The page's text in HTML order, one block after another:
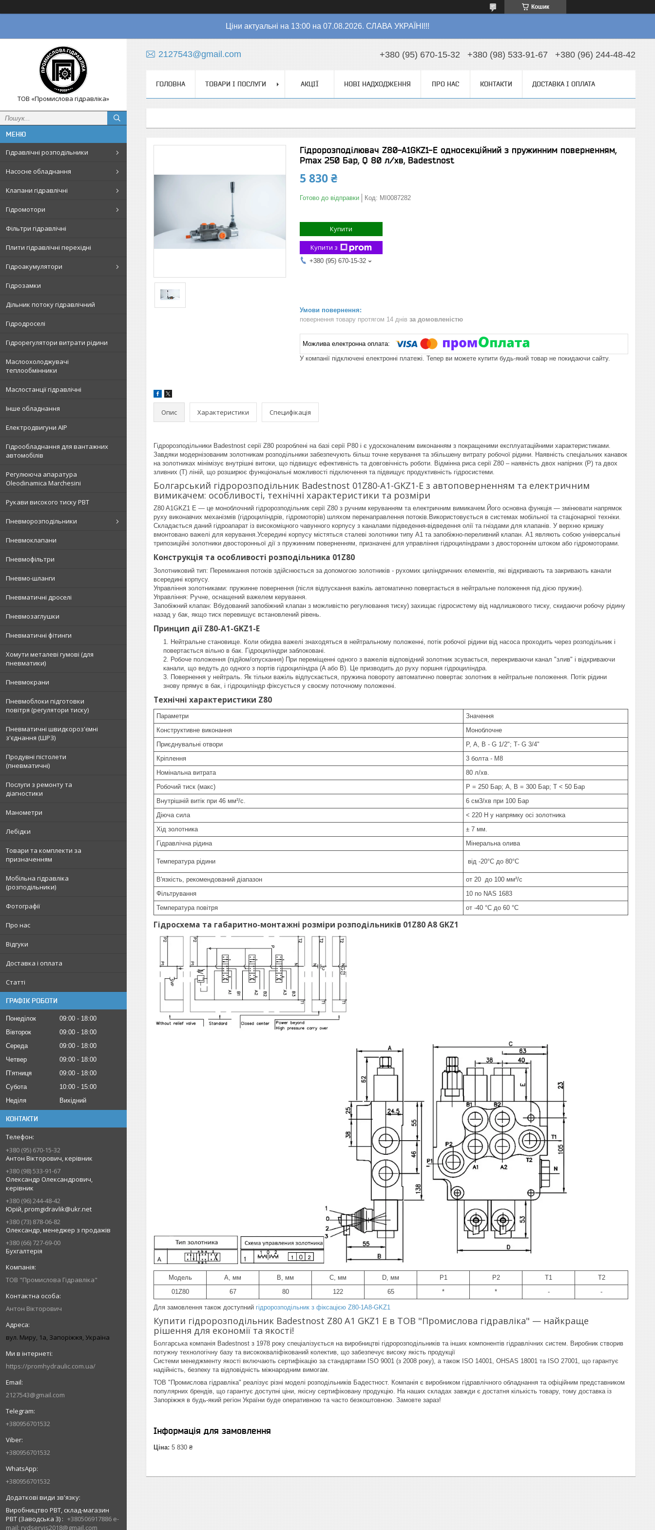
Кошик
Ціни актуальні на 13:00 на 07.08.2026. СЛАВА УКРАЇНІ!!!
ТОВ «Промислова гідравліка»
Гідравлічні розподільники
Насосне обладнання
Клапани гідравлічні
Гідромотори
Фільтри гідравлічні
Плити гідравлічні перехідні
Гідроакумулятори
Гідрозамки
Дільник потоку гідравлічний
Гідродроселі
Гідрорегулятори витрати рідини
Маслоохолоджувачі
теплообмінники
Маслостанції гідравлічні
Інше обладнання
Електродвигуни АІР
Гідрообладнання для вантажних
автомобілів
Регулююча апаратура
Oleodinamica Marchesini
Рукави високого тиску РВТ
Пневморозподільники
Пневмоклапани
Пневмофільтри
Пневмо-шланги
Пневматичні дроселі
Пневмозаглушки
Пневматичні фітинги
Хомути металеві гумові (для
пневматики)
Пневмокрани
Пневмоблоки підготовки
повітря (регулятори тиску)
Пневматичні швидкороз'ємні
з'єднання (ШРЗ)
Продувні пістолети
(пневматичні)
Послуги з ремонту та
діагностики
Манометри
Лебідки
Товари та комплекти за
призначенням
Мобільна гідравліка
(розподільники)
Фотографії
Про нас
Відгуки
Доставка і оплата
Статті
ГРАФІК РОБОТИ
Понеділок 09:00
18:00
Вівторок
09:00
18:00
Середа
09:00
18:00
Четвер
09:00
18:00
Пʼятниця
09:00
18:00
Субота
10:00
15:00
Неділя
Вихідний
КОНТАКТИ
+380 (95) 670-15-32
Антон Вікторович, керівник
+380 (98) 533-91-67
Олександр Олександрович,
керівник
+380 (96) 244-48-42
Юрій, promgidravlik@ukr.net
+380 (73) 878-06-82
Олександр, менеджер з продажів
+380 (66) 727-69-00
Бухгалтерія
ТОВ "Промислова Гідравліка"
Антон Вікторович
вул. Миру, 1а, Запоріжжя, Україна
https://promhydraulic.com.ua/
2127543@gmail.com
+380956701532
+380956701532
+380956701532
Виробництво РВТ, склад-магазин
РВТ (Заводська 3)
+380506917886 e-
mail: rvdservis2018@gmail.com
2127543@gmail.com +380 (95) 670-15-32 +380 (98) 533-91-67 +380 (96) 244-48-42
ГОЛОВНА ТОВАРИ І ПОСЛУГИ АКЦІЇ НОВІ НАДХОДЖЕННЯ ПРО НАС КОНТАКТИ ДОСТАВКА І ОПЛАТА
Гідророзподілювач Z80-A1GKZ1-E односекційний з пружинним поверненням,
Pmax 250 Бар, Q 80 л/хв, Badestnost
5 830 ₴
Готово до відправки Код: MI0087282
Купити
Купити з
+380 (95) 670-15-32
повернення товару протягом 14 днів за домовленістю
У компанії підключені електронні платежі. Тепер ви можете купити будь-який товар не покидаючи сайту.
Опис Характеристики Специфікація
Гідророзподільники Badestnost серії Z80 розроблені на базі серії P80 і є удосконаленим виконанням з покращеними експлуатаційними характеристиками.
Завдяки модернізованим золотникам розподільники забезпечують більш точне керування та збільшену витрату робочої рідини. Наявність спеціальних канавок
на золотниках мінімізує внутрішні витоки, що підвищує ефективність та довговічність роботи. Відмінна риса серії Z80 – наявність двох напірних (P) та двох
зливних (T) ліній, що розширює функціональні можливості підключення та підвищує продуктивність гідросистеми.
Болгарський гідророзподільник Badestnost 01Z80-A1-GKZ1-E з автоповерненням та електричним
вимикачем: особливості, технічні характеристики та розміри
Z80 A1GKZ1 E — це моноблочний гідророзподільник серії Z80 з ручним керуванням та електричним вимикачем.Його основна функція — змінювати напрямок
руху виконавчих механізмів (гідроциліндрів, гідромоторів) шляхом перенаправлення потоків.Використовується в системах мобільної та стаціонарної техніки.
Складається даний гідроапарат із високоміцного чавунного корпусу з каналами підведення-відведення олії та гніздами для клапанів. У верхню кришку
вмонтовано важелі для керування.Усередині корпусу містяться сталеві золотники типу А1 та запобіжно-переливний клапан. А1 являють собою універсальні
трипозиційні золотники двосторонньої дії з пружинним поверненням, призначені для управління гідроциліндрами з двостороннім штоком або гідромоторами.
Конструкція та особливості розподільника 01Z80
Золотниковий тип: Перемикання потоків здійснюється за допомогою золотників - рухомих циліндричних елементів, які відкривають та закривають канали
всередині корпусу.
Управління золотниками: пружинне повернення (після відпускання важіль автоматично повертається в нейтральне положення під дією пружин).
Управління: Ручне, оснащений важелем керування.
Запобіжний клапан: Вбудований запобіжний клапан з можливістю регулювання тиску) захищає гідросистему від надлишкового тиску, скидаючи робочу рідину
назад у бак, якщо тиск перевищує встановлений рівень.
Принцип дії Z80-A1-GKZ1-E
Нейтральне становище. Коли обидва важелі знаходяться в нейтральному положенні, потік робочої рідини від насоса проходить через розподільник і
повертається вільно в бак. Гідроциліндри заблоковані.
Робоче положення (підйом/опускання) При переміщенні одного з важелів відповідний золотник зсувається, перекриваючи канал "злив" і відкриваючи
канали, що ведуть до одного з портів гідроциліндра (A або B). Це призводить до руху поршня гідроциліндра.
Повернення у нейтраль. Як тільки важіль відпускається, пружина повороту автоматично повертає золотник в нейтральне положення. Потік рідини
знову прямує в бак, і гідроциліндр фіксується у своєму поточному положенні.
Технічні характеристики Z80
Параметри
Значення
Конструктивне виконання
Моноблочне
Приєднувальні отвори
Р, А, В - G 1/2"; Т- G 3/4"
Кріплення
3 болта - М8
Номінальна витрата
80 л/хв.
Робочий тиск (макс)
P = 250 Бар; A, B = 300 Бар; T < 50 Бар
Внутрішній витік при 46 мм²/с.
6 см3/хв при 100 Бар
Діюча сила
< 220 Н у напрямку осі золотника
Хід золотника
± 7 мм.
Гідравлічна рідина
Мінеральна олива
Температура рідини від -20°C до 80°C
В'язкість, рекомендований діапазон
от 20 до 100 мм²/с
Фільтрування
10 по NAS 1683
Температура повітря
от -40 °C до 60 °C
Гідросхема та габаритно-монтажні розміри розподільників 01Z80 A8 GKZ1
Модель А, мм В, мм С, мм D, мм Р1 Р2 Т1
Т2
01Z80
67 80 122 65 * * - -
Для замовлення також доступний гідророзподільник з фіксацією Z80-1A8-GKZ1
Купити гідророзподільник Badestnost Z80 A1 GKZ1 E в ТОВ "Промислова гідравліка" — найкраще
рішення для економії та якості!
Болгарська компанія Badestnost з 1978 року спеціалізується на виробництві гідророзподільників та інших компонентів гідравлічних систем. Виробник створив
потужну технологічну базу та висококваліфікований колектив, що забезпечує високу якість продукції
Системи менеджменту якості включають сертифікацію за стандартами ISO 9001 (з 2008 року), а також ISO 14001, OHSAS 18001 та ISO 27001, що гарантує
надійність, безпеку та відповідність міжнародним вимогам.
ТОВ "Промислова гідравліка" реалізує різні моделі розподільників Бадестност. Компанія є виробником гідравлічного обладнання та офіційним представником
популярних брендів, що гарантує доступні ціни, якісну сертифіковану продукцію. На наших складах завжди є достатня кількість товару, тому доставка із
Запоріжжя в будь-який регіон України буде оперативною та часто безкоштовною. Замовте зараз!
Інформація для замовлення
Ціна: 5 830 ₴